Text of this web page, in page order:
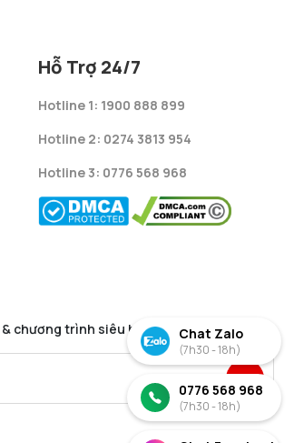
Hỗ Trợ 24/7
Hotline 1: 1900 888 899
Hotline 2: 0274 3813 954
Hotline 3: 0776 568 968
chương trình siêu hấp dẫn Chat Zalo
(7h30 - 18h)
0776 568 968
(7h30 - 18h)